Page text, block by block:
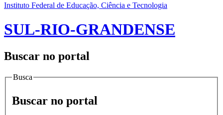
Instituto Federal de Educação, Ciência e Tecnologia
SUL-RIO-GRANDENSE
Buscar no portal
Busca
Buscar no portal